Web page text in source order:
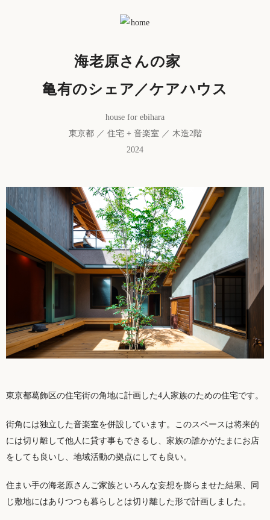
海老原さんの家
亀有のシェア／ケアハウス
house for ebihara
東京都 ／ 住宅 + 音楽室 ／ 木造2階
2024
東京都葛飾区の住宅街の角地に計画した4人家族のための住宅です。
街角には独立した音楽室を併設しています。このスペースは将来的
には切り離して他人に貸す事もできるし、家族の誰かがたまにお店
をしても良いし、地域活動の拠点にしても良い。
住まい手の海老原さんご家族といろんな妄想を膨らませた結果、同
じ敷地にはありつつも暮らしとは切り離した形で計画しました。